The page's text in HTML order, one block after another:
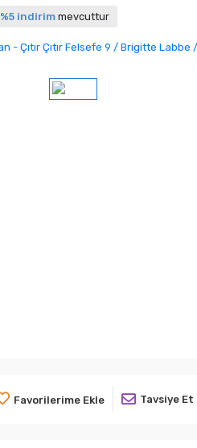
%5 indirim mevcuttur
Favorilerime Ekle Tavsiye Et